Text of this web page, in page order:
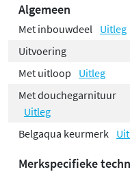
Algemeen
Met inbouwdeel
Uitleg
Uitvoering
Met uitloop
Uitleg
Met douchegarnituur
Uitleg
Belgaqua keurmerk
Merkspecifieke